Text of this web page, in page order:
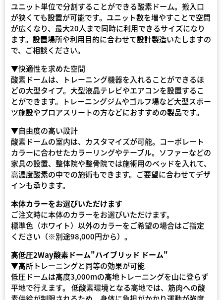
ユニット単位で分割することができる酸素ドーム。搬入口
が狭くても設置が可能です。ユニット数を増やすことで空間
が広くなり、最大20人まで同時に利用できるサイズになり
ます。設置場所や利用目的に合わせて設計製造いたしますの
で、ご相談ください。
▼快適性を求めた空間
酸素ドームは、トレーニング機器を入れることができるほ
どの大型タイプ。大型液晶テレビやエアコンを設置するこ
とができます。トレーニングジムやゴルフ場など大型スポー
ツ施設やプロアスリートの方などにおすすめの製品です。
▼自由度の高い設計
酸素ドームの室内は、カスタマイズが可能。コーポレート
カラーに合わせたカラーリングやテーブル。ソファーなどの
家具の設置、整体院や整骨院では施術用のベッドを入れて、
高濃度酸素の中での施術もできます。ご要望に合わせてデザ
インも承ります。
本体カラーをお選びいただけます
ご注文時に本体のカラーをお選びいただけます。
標準色（ホワイト）以外のカラーをご希望の場合はご指定
ください（※別途98,000円から）。
高低圧2Way酸素ドーム"ハイブリッド ドーム"
▼高所トレーニングと同等の効果が可能
低圧ドームは高度3,000mの高地トレーニングを山に登らず
平地で行えます。 低酸素環境となる高地では、筋肉への酸